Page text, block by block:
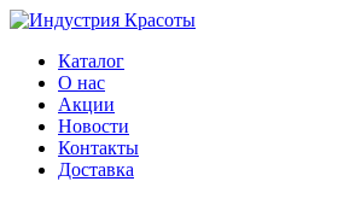
Каталог
О нас
Акции
Новости
Контакты
Доставка